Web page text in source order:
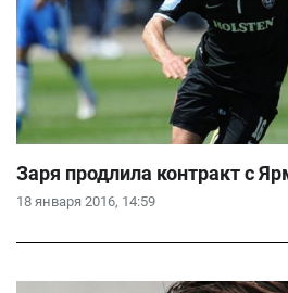
18 января 2016, 14:59
Заря продлила контракт с